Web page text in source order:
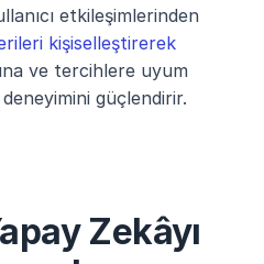
etkileşimlerinden
kişiselleştirerek
ve tercihlere uyum
güçlendirir.
Zekâyı